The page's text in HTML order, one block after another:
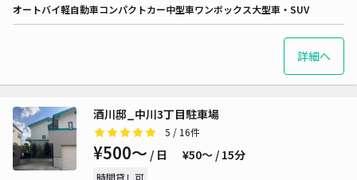
オートバイ軽自動車コンパクトカー中型車ワンボックス大型車・SUV
詳細へ
酒川邸_中川3丁目駐車場
5 / 16件
¥500〜 / 日 ¥50〜 / 15分
時間貸し可